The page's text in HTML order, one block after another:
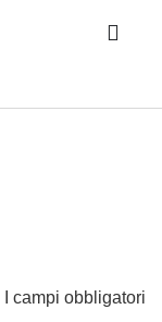
I campi obbligatori